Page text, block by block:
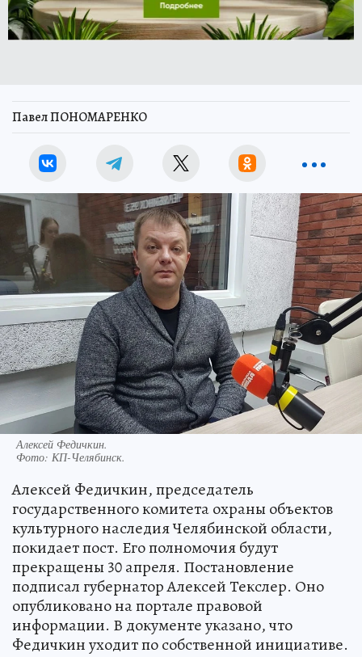
Павел ПОНОМАРЕНКО
Алексей Федичкин.
Фото: КП-Челябинск.
Алексей Федичкин, председатель
государственного комитета охраны объектов
культурного наследия Челябинской области,
покидает пост. Его полномочия будут
прекращены 30 апреля. Постановление
подписал губернатор Алексей Текслер. Оно
опубликовано на портале правовой
информации. В документе указано, что
Федичкин уходит по собственной инициативе.